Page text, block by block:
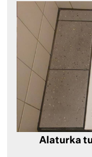
Alaturka